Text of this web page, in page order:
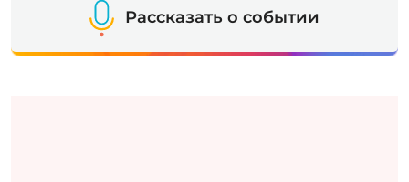
Рассказать о событии